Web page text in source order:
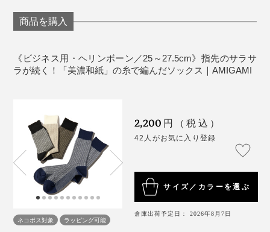
写真は、ブラック×ホワイト
汗をいっぱいかいたら、もちろん、洗濯機洗いOK。ふ
つうのコットン靴下と同じ感覚ではいてください。
『AMIGAMI』をはいたまま、ロッカールームへ歩いて
も気持ちいい。
「ビジネス用」をはいているMONOCOの男性スタッフ
も、「夕方まで、革靴を履きっぱなしでも、靴の中のム
レが少ない」と実感したそうです。
「足を入れる時も、よく伸びて、はき口に締め付けを感
じないのに、ズリ落ちてこない。細かい編み目に品があ
サイズ：メンズ／25～27.5cm
素材：和紙55%・綿23%・ポリエステル20%・ポリ
原産国：日本
商品を購入
《ビジネス用・ヘリンボーン／25～27.5cm》指先のサラサ
ラが続く！「美濃和紙」の糸で編んだソックス｜AMIGAMI
ネコポス対象 ラッピング可能
2,200 円（税込）
42人がお気に入り登録
サイズ／カラーを選ぶ
倉庫出荷予定日： 2026年8月7日